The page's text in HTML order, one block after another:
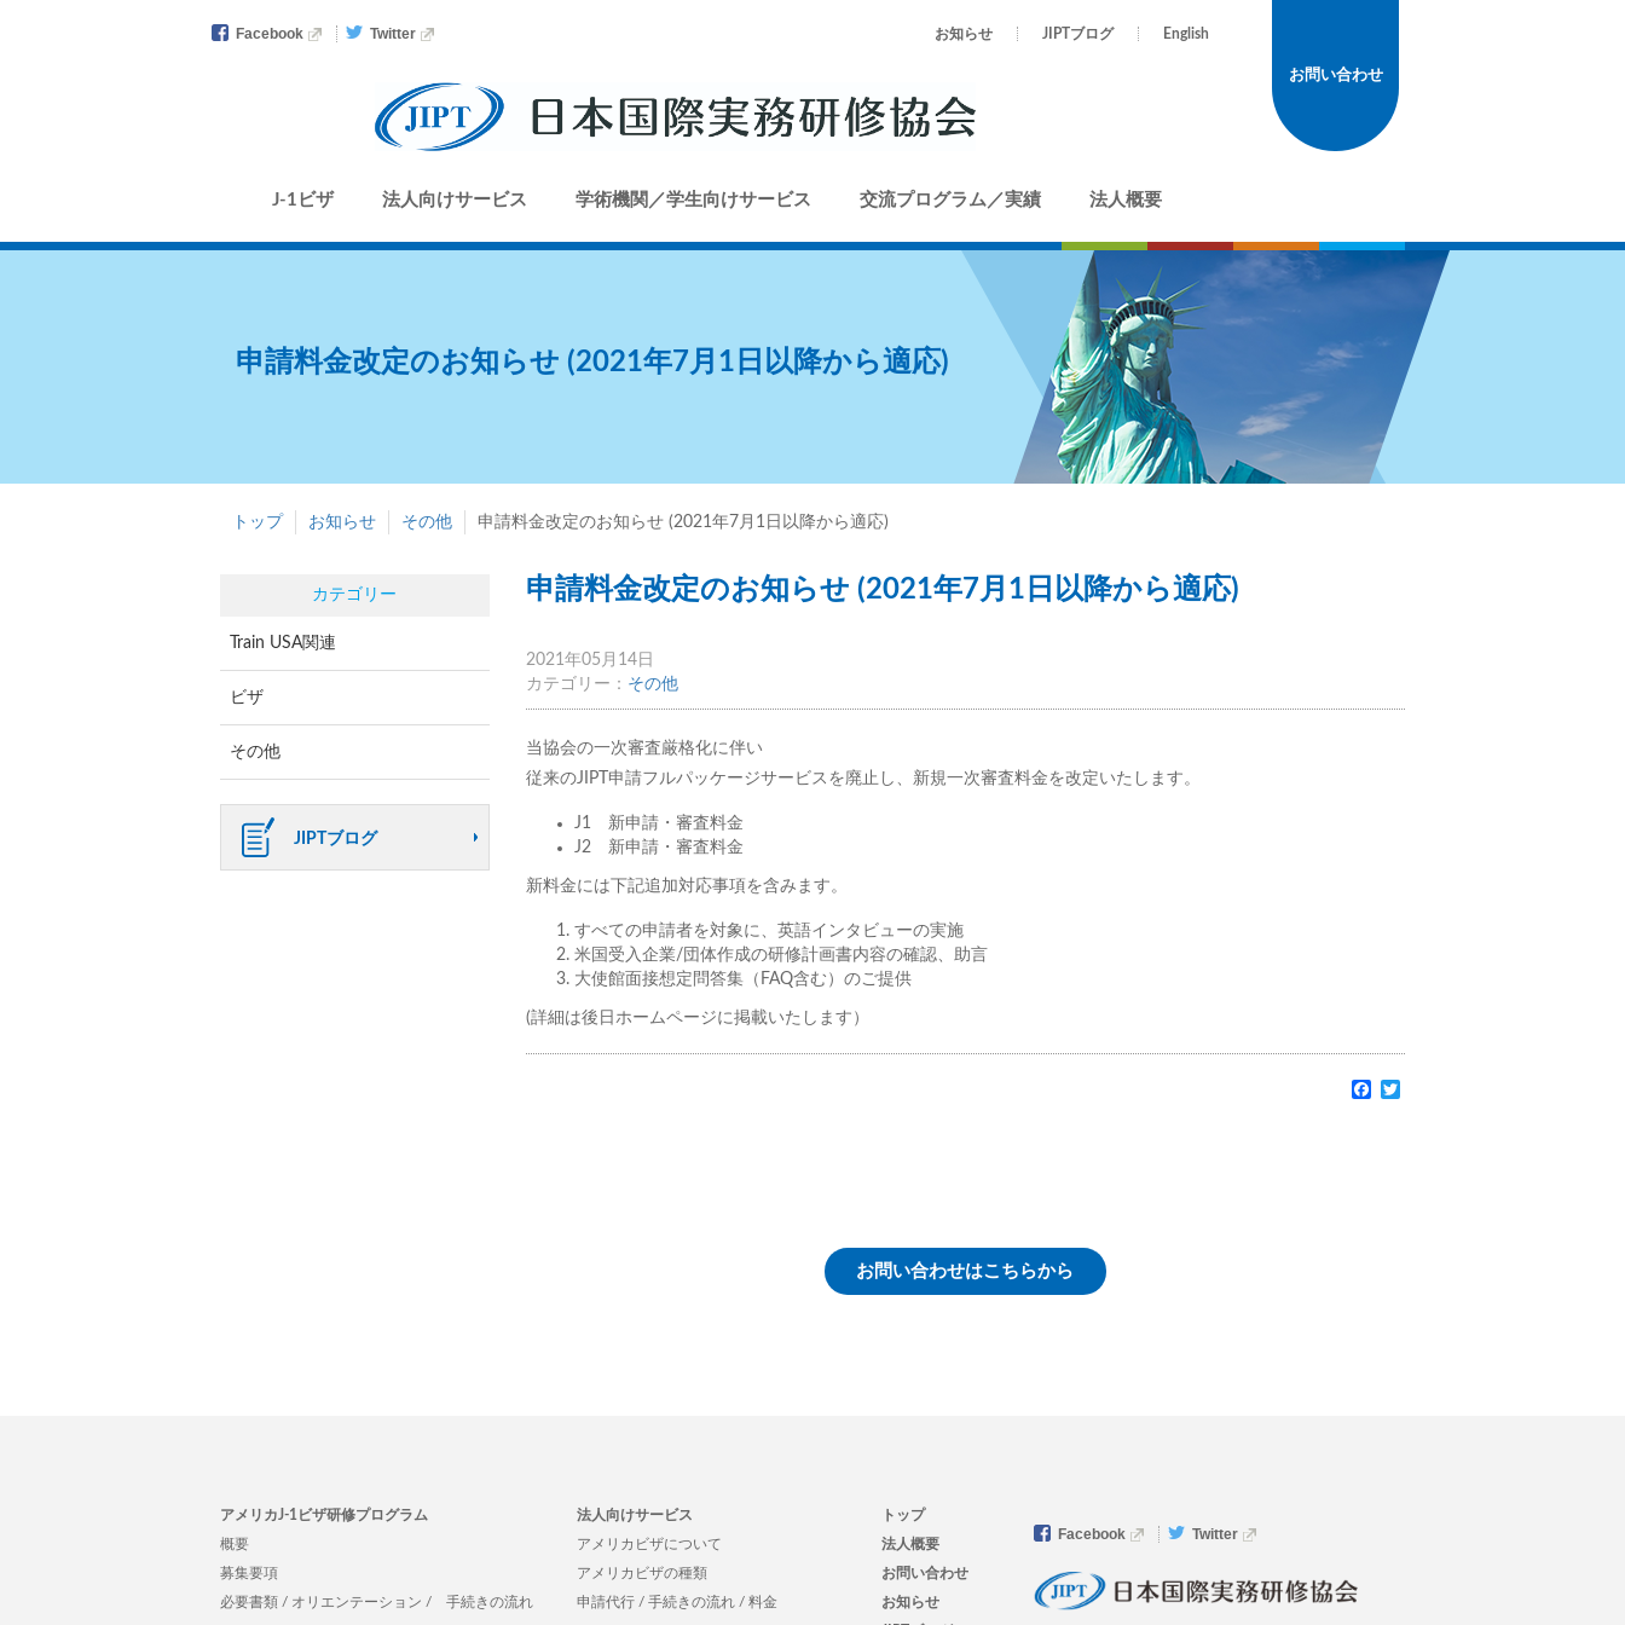
Facebook Twitter お知らせ JIPTブログ English
J-1ビザ 法人向けサービス 学術機関／学生向けサービス 交流プログラム／実績 法人概要
お問い合わせ
申請料金改定のお知らせ (2021年7月1日以降から適応)
トップ お知らせ その他 申請料金改定のお知らせ (2021年7月1日以降から適応)
申請料金改定のお知らせ (2021年7月1日以降から適応)
2021年05月14日
カテゴリー： その他
当協会の一次審査厳格化に伴い
従来のJIPT 申請フルパッケージサービスを廃止し、新規一次審査料金を改定いたします。
J1 新申請・審査料金
J2 新申請・審査料金
新料金には下記追加対応事項を含みます。
すべての申請者を対象に、英語インタビューの実施
米国受入企業/ 団体作成の研修計画書内容の確認、助言
大使館面接想定問答集（ FAQ含む）のご提供
(詳細は後日ホームページに掲載いたします）
Facebook
お問い合わせはこちらから
カテゴリー
Train USA関連
ビザ
その他
JIPTブログ
Facebook Twitter
アメリカJ-1ビザ研修プログラム
概要
募集要項
必要書類 / オリエンテーション /
手続きの流れ
法人向けサービス
アメリカビザについて
アメリカビザの種類
申請代行 / 手続きの流れ / 料金
トップ
法人概要
お問い合わせ
お知らせ